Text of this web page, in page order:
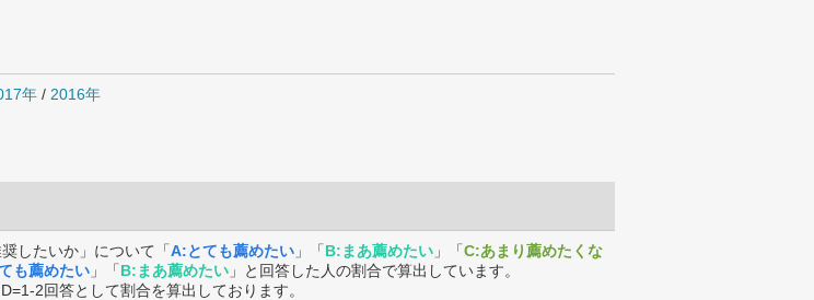
年 / 2016年
したいか」について「A:とても薦めたい 」「B:まあ薦めたい 」「C:あまり薦めたくな
も薦めたい 」「B:まあ薦めたい 」と回答した人の割合で算出しています。
2回答として割合を算出しております。